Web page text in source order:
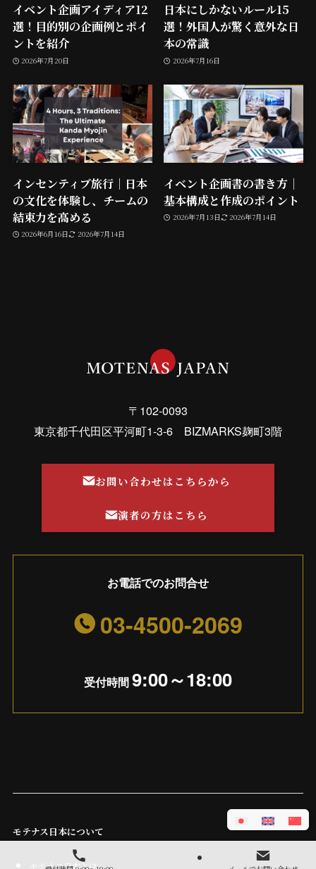
イベント企画アイディア12
選！目的別の企画例とポイ
ントを紹介
2026年7月20日
日本にしかないルール15
選！外国人が驚く意外な日
本の常識
2026年7月16日
インセンティブ旅行｜日本
の文化を体験し、チームの
結束力を高める
2026年6月16日 2026年7月14日
イベント企画書の書き方｜
基本構成と作成のポイント
2026年7月13日 2026年7月14日
〒102-0093
東京都千代田区平河町1-3-6 BIZMARKS麹町3階
お問い合わせはこちらから
演者の方はこちら
お電話でのお問合せ
03-4500-2069
受付時間9:00～18:00
モテナス日本について
モテナス日本とは